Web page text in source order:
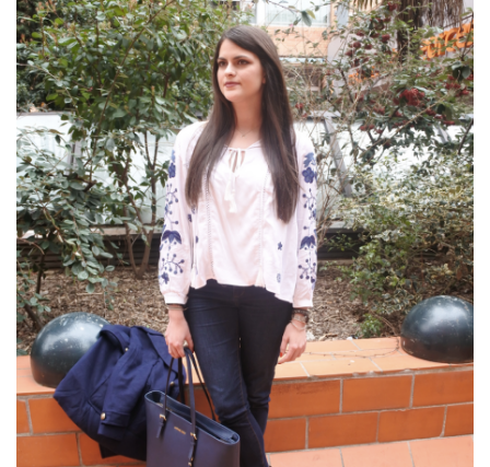
Revues
(478)
Tutoriels
(70)
Lifestyle
(154)
Bonnes
adresses/Evénements
(43)
Coups
de
coeur
(9)
Digital/Blogging